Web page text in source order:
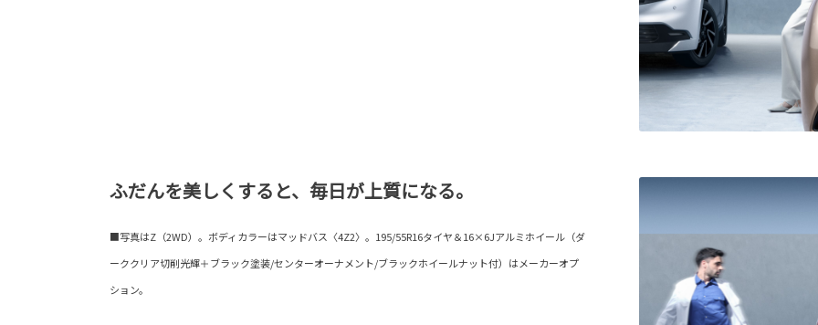
ふだんを美しくすると、毎日が上質になる。
■写真はZ（2WD）。ボディカラーはマッドバス〈4Z2〉。195/55R16タイヤ＆16×6Jアルミホイール（ダ
ーククリア切削光輝＋ブラック塗装/センターオーナメント/ブラックホイールナット付）はメーカーオプ
ション。